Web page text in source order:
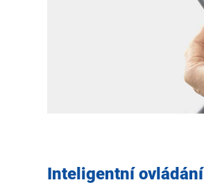
Inteligentní ovládání